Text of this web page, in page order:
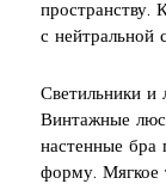
пространству.
с нейтральной
Светильники и
Винтажные
настенные бра
форму. Мягкое